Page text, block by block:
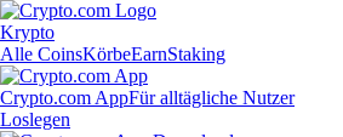
Krypto
Alle CoinsKörbeEarnStaking
Crypto.com AppFür alltägliche Nutzer
Loslegen